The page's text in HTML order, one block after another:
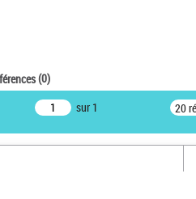
(0)
sur 1 20